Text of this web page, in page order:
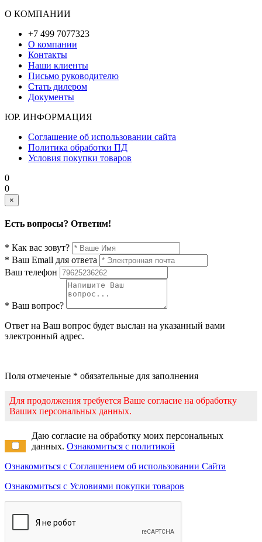
О КОМПАНИИ
+7 499 7077323
О компании
Контакты
Наши клиенты
Письмо руководителю
Стать дилером
Документы
ЮР. ИНФОРМАЦИЯ
Соглашение об использовании сайта
Политика обработки ПД
Условия покупки товаров
0
0
×
Есть вопросы? Ответим!
* Как вас зовут?
* Ваш Email для ответа
Ваш телефон
* Ваш вопрос?
Ответ на Ваш вопрос будет выслан на указанный вами
электронный адрес.
Поля отмеченые * обязательные для заполнения
Для продолжения требуется Ваше согласие на обработку
Ваших персональных данных.
Даю согласие на обработку моих персональных
данных. Ознакомиться с политикой
Ознакомиться с Соглашением об использовании Сайта
Ознакомиться с Условиями покупки товаров